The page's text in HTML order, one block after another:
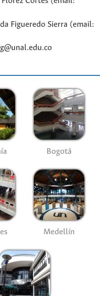
Figueredo Sierra (email:
Bogotá
Medellín